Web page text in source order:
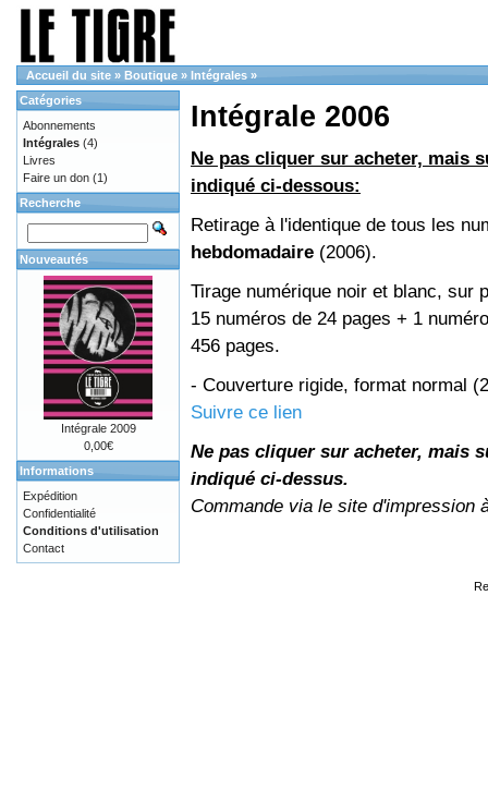
Accueil du site » Boutique » Intégrales »
Intégrale 2006
Ne pas cliquer sur acheter, mais
indiqué ci-dessous:
Retirage à l'identique de tous les
hebdomadaire (2006).
Tirage numérique noir et blanc, sur
15 numéros de 24 pages + 1
456 pages.
- Couverture rigide, format normal
Suivre ce lien
Ne pas cliquer sur acheter, mais
indiqué ci-dessus.
Commande via le site d'impression
Catégories
Abonnements
Intégrales (4)
Livres
Faire un don (1)
Recherche
Nouveautés
Intégrale 2009
0,00€
Informations
Expédition
Confidentialité
Conditions d'utilisation
Contact